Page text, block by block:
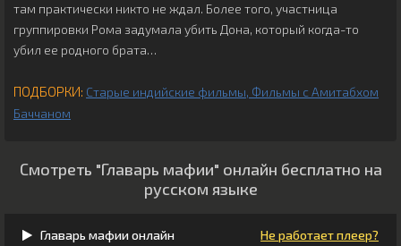
там практически никто не ждал. Более того, участница
группировки Рома задумала убить Дона, который когда-то
убил ее родного брата…
ПОДБОРКИ: Старые индийские фильмы Фильмы с Амитабхом
Баччаном
Смотреть "Главарь мафии" онлайн бесплатно на
русском языке
Главарь мафии онлайн Не работает плеер?